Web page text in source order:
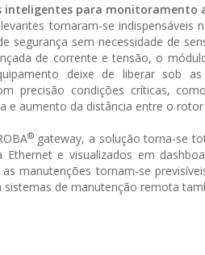
para monitoramento
tornaram-se
segurança sem necessidade de
de corrente e tensão, o
deixe de liberar sob
precisão condições críticas,
e aumento da distância entre o
®gateway, a solução torna-se
Ethernet e visualizados em
manutenções tornam-se
sistemas de manutenção remota